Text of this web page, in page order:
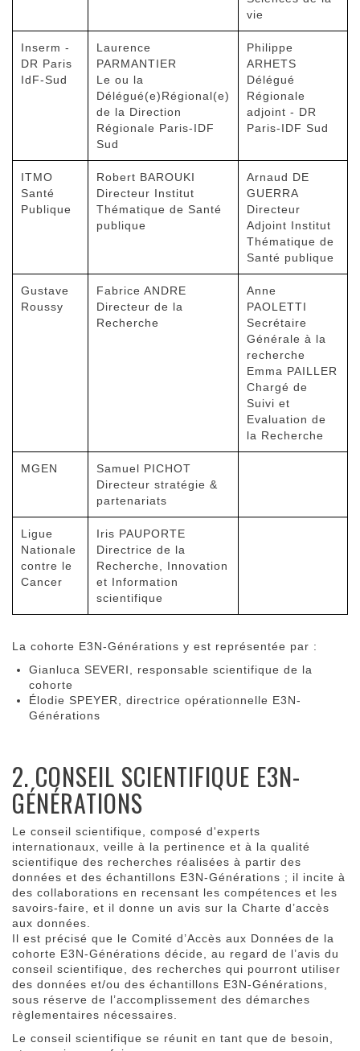
vie
Inserm -
DR Paris
IdF-Sud
Laurence
PARMANTIER
Le ou la
Délégué(e)Régional(e)
de la Direction
Régionale Paris-IDF
Sud
Philippe
ARHETS
Délégué
Régionale
adjoint - DR
Paris-IDF Sud
ITMO
Santé
Publique
Robert BAROUKI
Directeur Institut
Thématique de Santé
publique
Arnaud DE
GUERRA
Directeur
Adjoint Institut
Thématique de
Santé publique
Gustave
Roussy
Fabrice ANDRE
Directeur de la
Recherche
Anne
PAOLETTI
Secrétaire
Générale à la
recherche
Emma PAILLER
Chargé de
Suivi et
Evaluation de
la Recherche
MGEN
Samuel PICHOT
Directeur stratégie &
partenariats
Ligue
Nationale
contre le
Cancer
Iris PAUPORTE
Directrice de la
Recherche, Innovation
et Information
scientifique
La cohorte E3N-Générations y est représentée par :
Gianluca SEVERI, responsable scientifique de la
cohorte
Élodie SPEYER, directrice opérationnelle E3N-
Générations
2. CONSEIL SCIENTIFIQUE E3N-
GÉNÉRATIONS
Le conseil scientifique, composé d'experts
internationaux, veille à la pertinence et à la qualité
scientifique des recherches réalisées à partir des
données et des échantillons E3N-Générations ; il incite à
des collaborations en recensant les compétences et les
savoirs-faire, et il donne un avis sur la Charte d’accès
aux données.
Il est précisé que le Comité d’Accès aux Données de la
cohorte E3N-Générations décide, au regard de l’avis du
conseil scientifique, des recherches qui pourront utiliser
des données et/ou des échantillons E3N-Générations,
sous réserve de l’accomplissement des démarches
règlementaires nécessaires.
Le conseil scientifique se réunit en tant que de besoin,